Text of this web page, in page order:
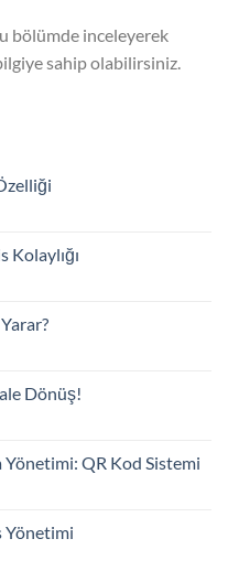
bölümde inceleyerek
sahip olabilirsiniz.
Kolaylığı
Dönüş!
Yönetimi: QR Kod Sistemi
Yönetimi